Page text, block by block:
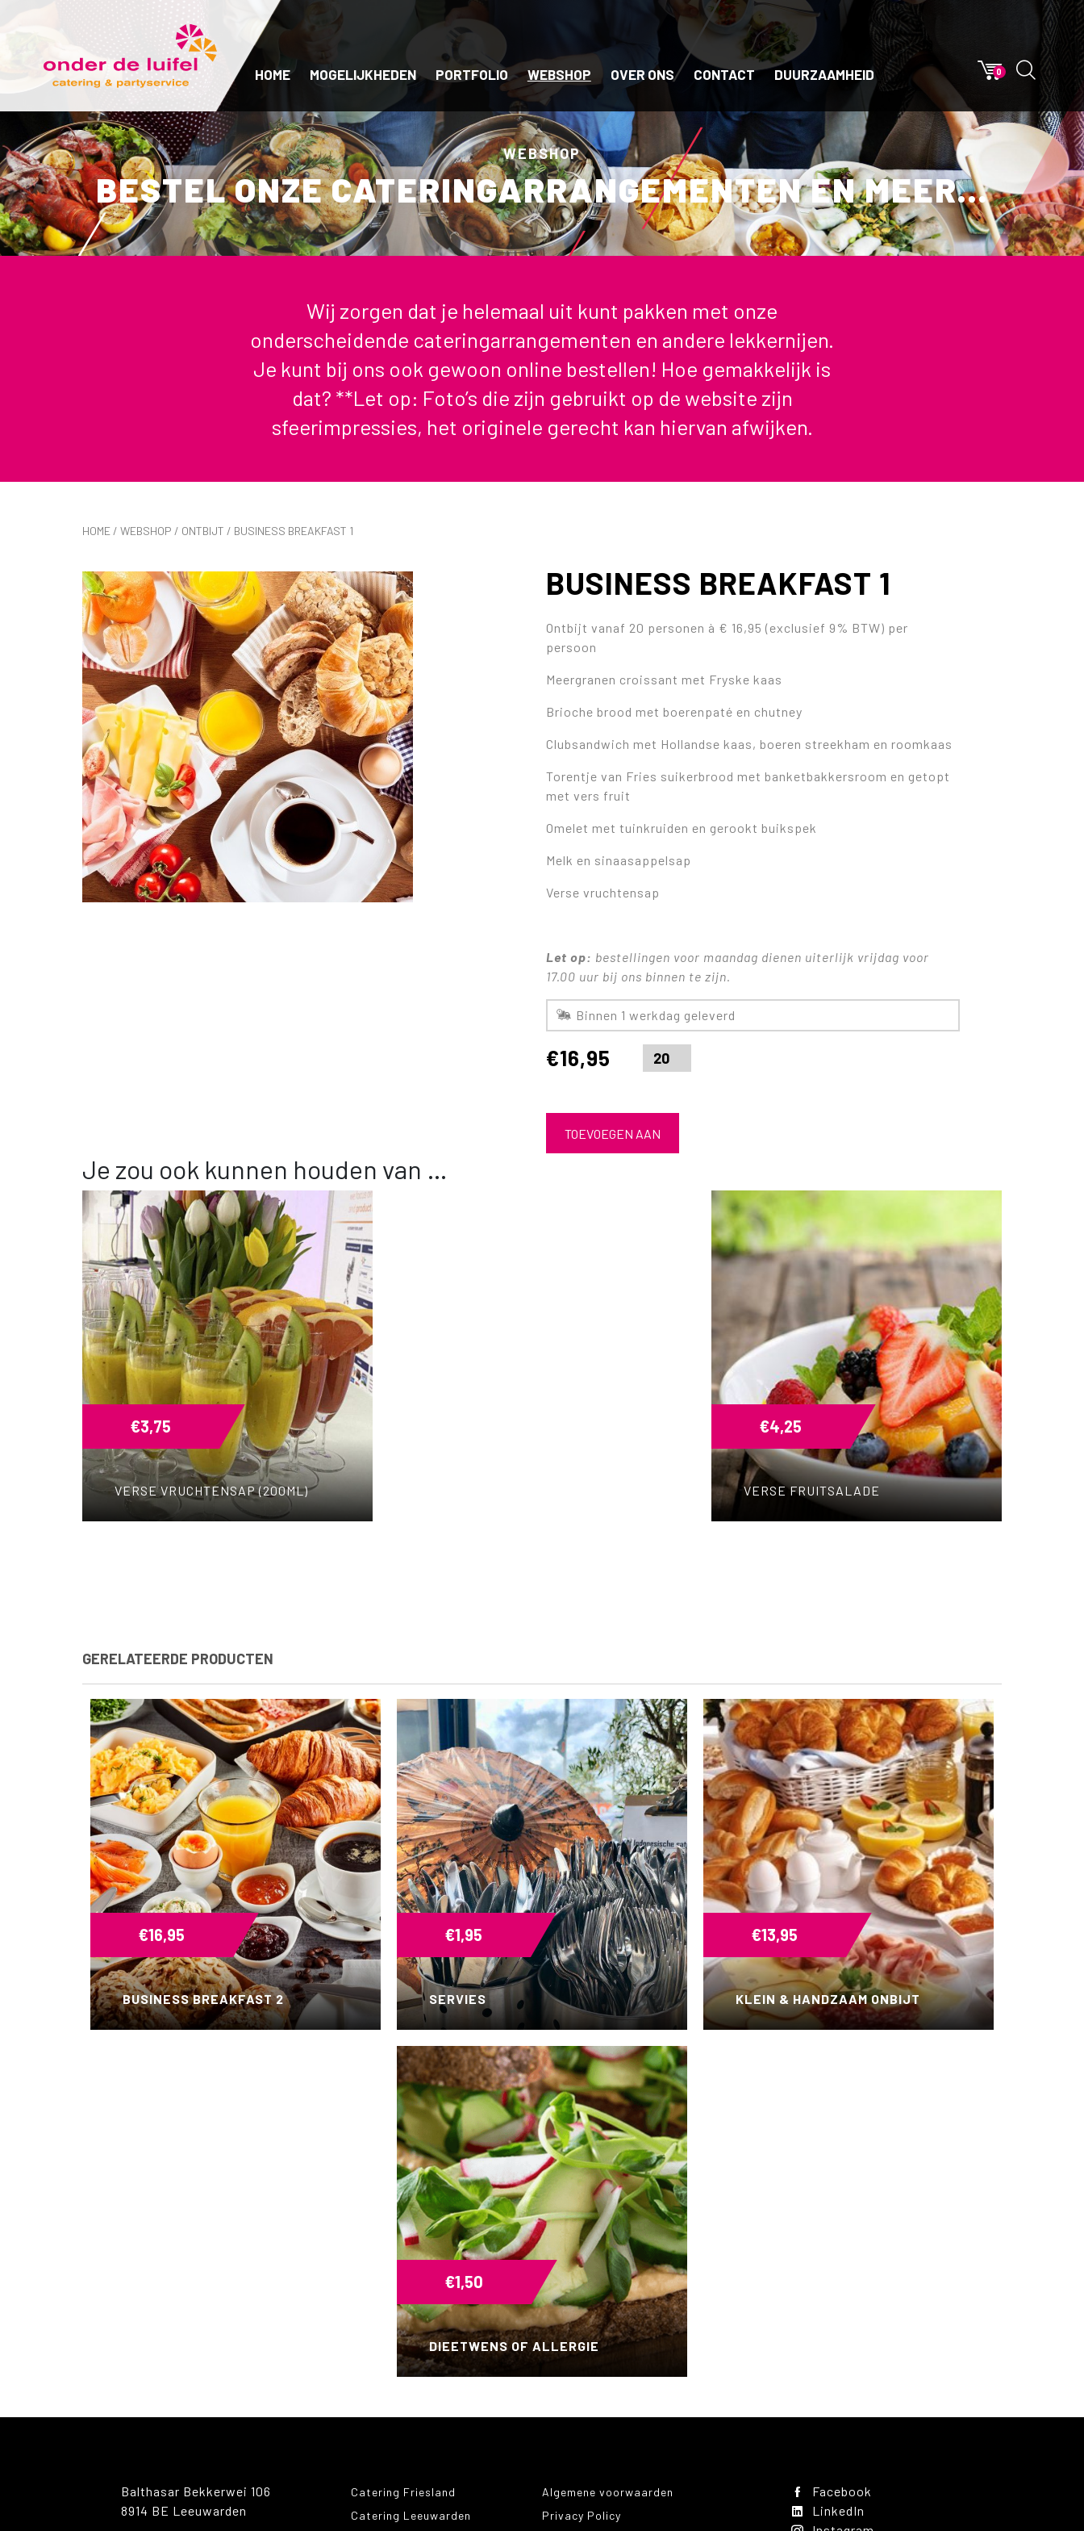
HOME MOGELIJKHEDEN PORTFOLIO WEBSHOP OVER ONS CONTACT DUURZAAMHEID 0
WEBSHOP
BESTEL ONZE CATERINGARRANGEMENTEN EN MEER...
Wij zorgen dat je helemaal uit kunt pakken met onze
onderscheidende cateringarrangementen en andere lekkernijen.
Je kunt bij ons ook gewoon online bestellen! Hoe gemakkelijk is
dat? **Let op: Foto’s die zijn gebruikt op de website zijn
sfeerimpressies, het originele gerecht kan hiervan afwijken.
HOME / WEBSHOP / ONTBIJT / BUSINESS BREAKFAST 1
BUSINESS BREAKFAST 1
Ontbijt vanaf 20 personen à € 16,95 (exclusief 9% BTW) per
persoon
Meergranen croissant met Fryske kaas
Brioche brood met boerenpaté en chutney
Clubsandwich met Hollandse kaas, boeren streekham en roomkaas
Torentje van Fries suikerbrood met banketbakkersroom en getopt
met vers fruit
Omelet met tuinkruiden en gerookt buikspek
Melk en sinaasappelsap
Verse vruchtensap
Let op: bestellingen voor maandag dienen uiterlijk vrijdag voor
17.00 uur bij ons binnen te zijn.
Binnen 1 werkdag geleverd
€16,95
TOEVOEGEN AAN
Je zou ook kunnen houden van …
VERSE VRUCHTENSAP (200ML)
€3,75
VERSE FRUITSALADE
€4,25
GERELATEERDE PRODUCTEN
BUSINESS BREAKFAST 2
€16,95
SERVIES
€1,95
KLEIN & HANDZAAM ONBIJT
€13,95
DIEETWENS OF ALLERGIE
€1,50
Balthasar Bekkerwei 106
8914 BE Leeuwarden
Catering Friesland
Catering Leeuwarden
Algemene voorwaarden
Privacy Policy
Facebook
LinkedIn